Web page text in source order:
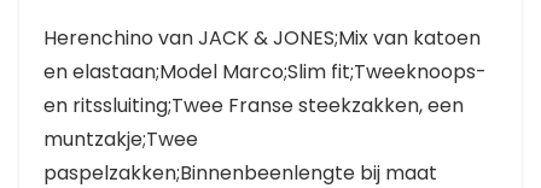
Herenchino van JACK & JONES;Mix van katoen
en elastaan;Model Marco;Slim fit;Tweeknoops-
en ritssluiting;Twee Franse steekzakken, een
muntzakje;Twee
paspelzakken;Binnenbeenlengte bij maat